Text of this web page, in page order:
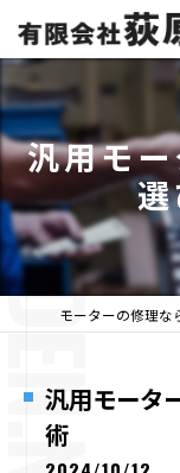
汎用モ
汎用モータ
術